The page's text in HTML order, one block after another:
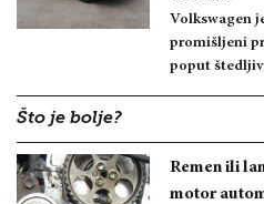
Volkswagen
promišljeni
poput
Što je bolje?
Remen ili
motor